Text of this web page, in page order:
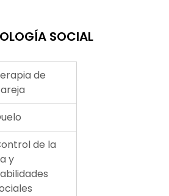
SOCIAL
de
de la
y